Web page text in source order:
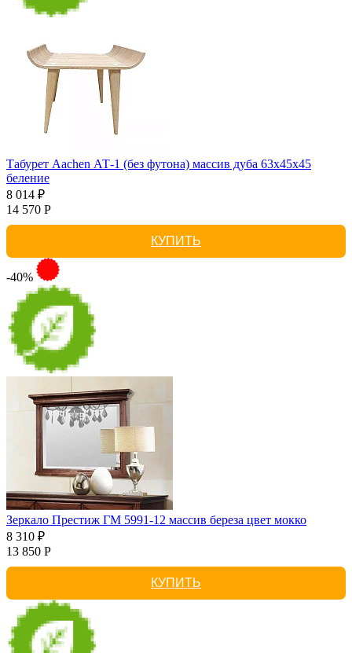
Табурет Aachen АТ-1 (без футона) массив дуба 63х45х45
беление
8 014 ₽
14 570 Р
КУПИТЬ
-40%
Зеркало Престиж ГМ 5991-12 массив береза цвет мокко
8 310 ₽
13 850 Р
КУПИТЬ